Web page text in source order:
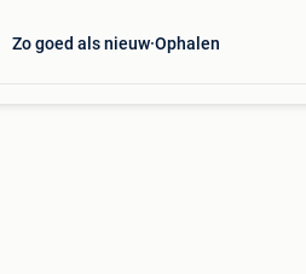
Zo goed als nieuw Ophalen